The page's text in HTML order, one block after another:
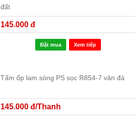
đất
145.000 đ
Đặt mua Xem tiếp
Tấm ốp lam sóng PS sọc R854-7 vân đá
145.000 đ/Thanh